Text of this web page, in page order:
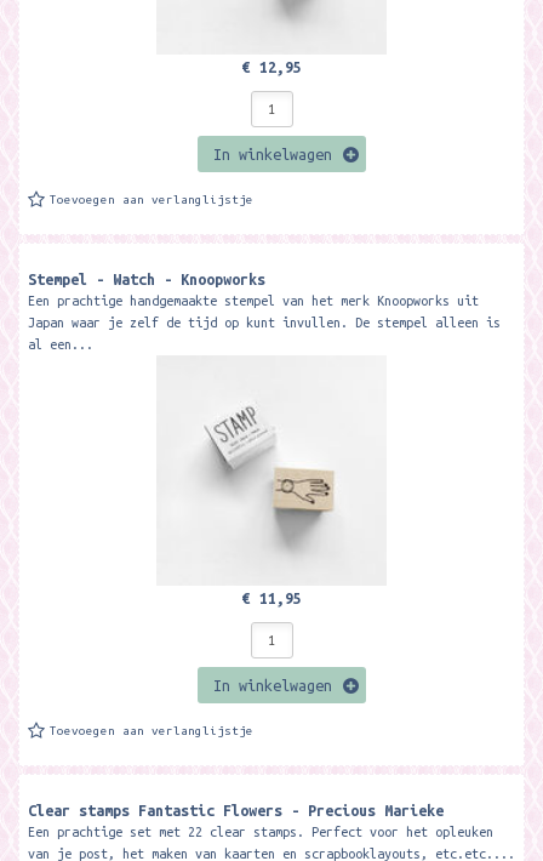
€ 12,95
In winkelwagen
Toevoegen aan verlanglijstje
Stempel - Watch - Knoopworks
Een prachtige handgemaakte stempel van het merk Knoopworks uit
Japan waar je zelf de tijd op kunt invullen. De stempel alleen is
al een...
€ 11,95
In winkelwagen
Toevoegen aan verlanglijstje
Clear stamps Fantastic Flowers - Precious Marieke
Een prachtige set met 22 clear stamps. Perfect voor het opleuken
van je post, het maken van kaarten en scrapbooklayouts, etc.etc....